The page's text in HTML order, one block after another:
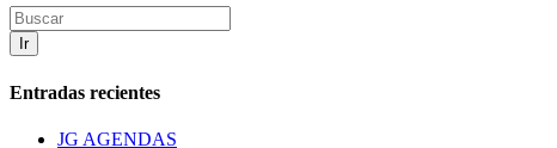
Ir
Entradas recientes
JG AGENDAS